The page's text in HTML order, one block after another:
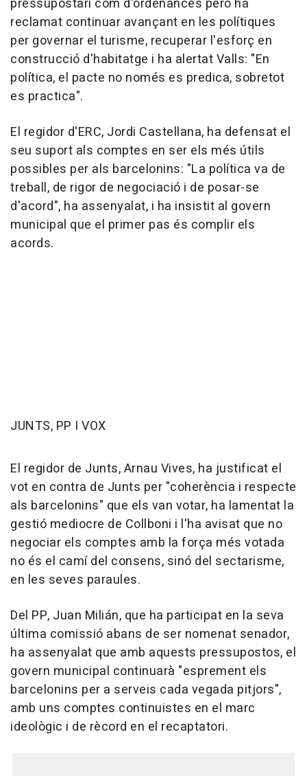
pressupostari com d'ordenances però ha
reclamat continuar avançant en les polítiques
per governar el turisme, recuperar l'esforç en
construcció d'habitatge i ha alertat Valls: "En
política, el pacte no només es predica, sobretot
es practica".
El regidor d'ERC, Jordi Castellana, ha defensat el
seu suport als comptes en ser els més útils
possibles per als barcelonins: "La política va de
treball, de rigor de negociació i de posar-se
d'acord", ha assenyalat, i ha insistit al govern
municipal que el primer pas és complir els
acords.
JUNTS, PP I VOX
El regidor de Junts, Arnau Vives, ha justificat el
vot en contra de Junts per "coherència i respecte
als barcelonins" que els van votar, ha lamentat la
gestió mediocre de Collboni i l'ha avisat que no
negociar els comptes amb la força més votada
no és el camí del consens, sinó del sectarisme,
en les seves paraules.
Del PP, Juan Milián, que ha participat en la seva
última comissió abans de ser nomenat senador,
ha assenyalat que amb aquests pressupostos, el
govern municipal continuarà "esprement els
barcelonins per a serveis cada vegada pitjors",
amb uns comptes continuistes en el marc
ideològic i de rècord en el recaptatori.